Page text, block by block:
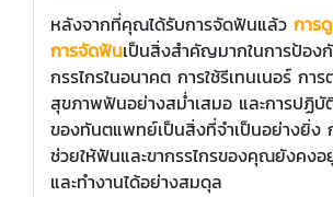
หลังจากที่คุณได้รับการจัดฟันแล้ว การ
การจัดฟันเป็นสิ่งสำคัญมากในการป้อง
กรรไกรในอนาคต การใช้รีเทนเนอร์ การ
สุขภาพฟันอย่างสม่ำเสมอ และการปฏิบั
ของทันตแพทย์เป็นสิ่งที่จำเป็นอย่างยิ่ง
ช่วยให้ฟันและขากรรไกรของคุณยังคง
และทำงานได้อย่างสมดุล